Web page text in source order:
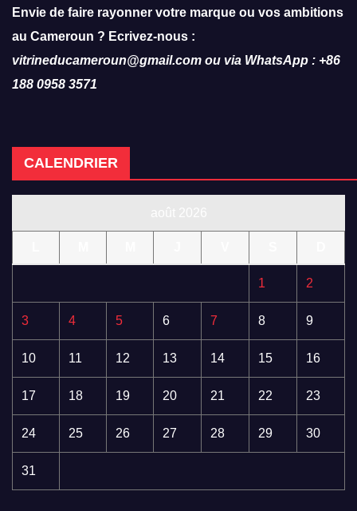
Envie de faire rayonner votre marque ou vos ambitions
au Cameroun ? Ecrivez-nous :
vitrineducameroun@gmail.com ou via WhatsApp : +86
188 0958 3571
CALENDRIER
1 2
3 4 5 6 7 8 9
10 11 12 13 14 15 16
17 18 19 20 21 22 23
24 25 26 27 28 29 30
31